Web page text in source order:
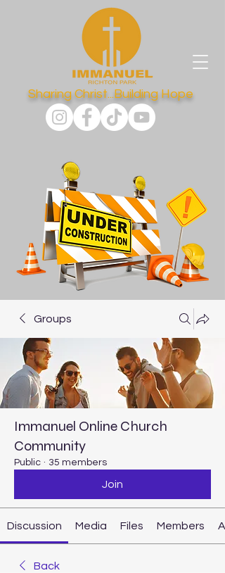
Sharing Christ...Building Hope
Groups
Immanuel Online Church
Community
Public · 35 members
Join
Discussion Media Files Members
Back